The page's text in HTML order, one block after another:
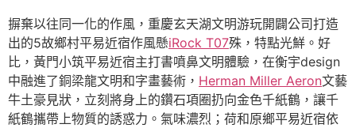
摒棄以往同一化的作風，重慶玄天湖文明游玩開闢公司打造
出的5故鄉村平易近宿作風懸iRock T07殊，特點光鮮。好
比，黃門小筑平易近宿主打書噴鼻文明體驗，在衡宇design
中融進了銅梁龍文明和字畫藝術， Herman Miller Aeron文藝
牛土豪見狀，立刻將身上的鑽石項圈扔向金色千紙鶴，讓千
紙鶴攜帶上物質的誘惑力。氣味濃烈；荷和原鄉平易近宿依